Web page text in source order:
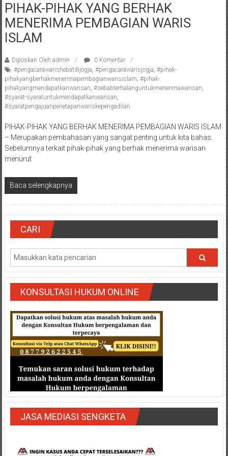
Pengacara
Perceraian/
Advokat
/
Konsultan
Hukum
/
Konsultan
Hukum
Mediator/
Mediasi/
Yogyakarta/Bantul/Sleman/Gunung
Yogyakarta/Jogja/
kalten/Solo/
Purwakarta,
Sukoharjo/
Semarang/
Batang/Brebes/
Purworejo,
Kebumen/Magelang/Temanggung/Mungkid/Demak/
Batu/
Blitar/Surabaya/Palembang/
Bekasi/Jakarta
selatan/
Jakarta
Utara/
Jakarta
Karawang/
Barat/
Lampung
Timur/Lampung/
Bengkulu/
PIHAK-PIHAK YANG BERHAK
MENERIMA PEMBAGIAN WARIS
ISLAM
Diposkan Oleh:admin
0 Komentar
#pengacarawarishebatdijogja, #pengacarawarisjogja, #pihak-
pihakyangberhakmenerimapembagianwarisislam, #pihak-
pihakyangmendapatkanwarisan, #sebabterhalanguntukmenerimawarisan,
#syarat-syaratuntukmendapatkanwarisan,
#syaratpengajuanpenetapanwariskepengadilan
PIHAK-PIHAK YANG BERHAK MENERIMA PEMBAGIAN WARIS ISLAM
– Merupakan pembahasan yang sangat penting untuk kita bahas.
Sebelumnya terkait pihak-pihak yang berhak menerima warisan
menurut
Baca selengkapnya
CARI
KONSULTASI HUKUM ONLINE
JASA MEDIASI SENGKETA